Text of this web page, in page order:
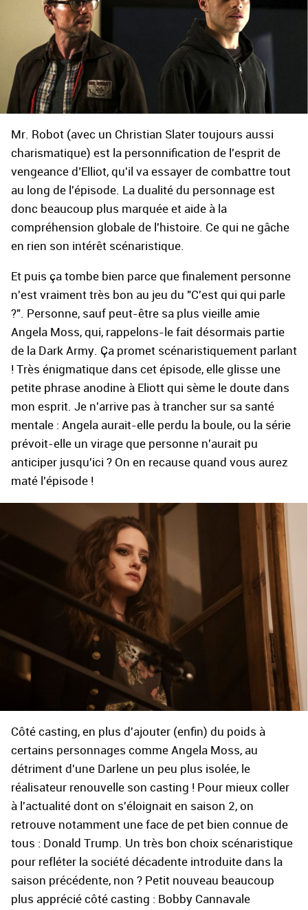
Mr. Robot (avec un Christian Slater toujours aussi
charismatique) est la personnification de l'esprit de
vengeance d’Elliot, qu'il va essayer de combattre tout
au long de l'épisode. La dualité du personnage est
donc beaucoup plus marquée et aide à la
compréhension globale de l'histoire. Ce qui ne gâche
en rien son intérêt scénaristique.
Et puis ça tombe bien parce que finalement personne
n'est vraiment très bon au jeu du "C'est qui qui parle
?". Personne, sauf peut-être sa plus vieille amie
Angela Moss, qui, rappelons-le fait désormais partie
de la Dark Army. Ça promet scénaristiquement parlant
! Très énigmatique dans cet épisode, elle glisse une
petite phrase anodine à Eliott qui sème le doute dans
mon esprit. Je n'arrive pas à trancher sur sa santé
mentale : Angela aurait-elle perdu la boule, ou la série
prévoit-elle un virage que personne n'aurait pu
anticiper jusqu'ici ? On en recause quand vous aurez
maté l'épisode !
Côté casting, en plus d'ajouter (enfin) du poids à
certains personnages comme Angela Moss, au
détriment d'une Darlene un peu plus isolée, le
réalisateur renouvelle son casting ! Pour mieux coller
à l'actualité dont on s'éloignait en saison 2, on
retrouve notamment une face de pet bien connue de
tous : Donald Trump. Un très bon choix scénaristique
pour refléter la société décadente introduite dans la
saison précédente, non ? Petit nouveau beaucoup
plus apprécié côté casting : Bobby Cannavale